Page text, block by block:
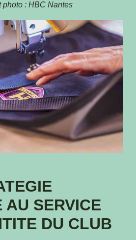
photo : HBC Nantes
AU SERVICE
DU CLUB